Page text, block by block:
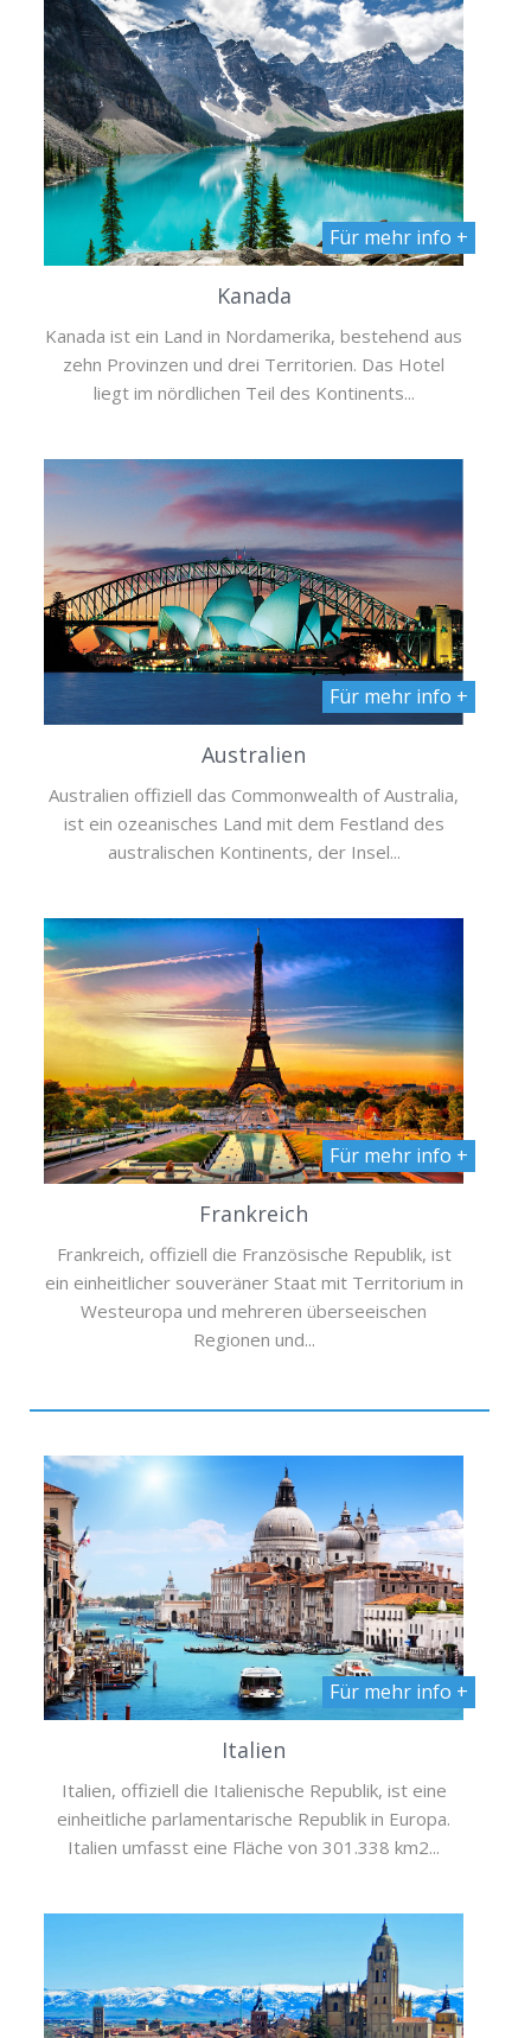
Für mehr info +
Kanada
Kanada ist ein Land in Nordamerika, bestehend aus
zehn Provinzen und drei Territorien. Das Hotel
liegt im nördlichen Teil des Kontinents...
Für mehr info +
Australien
Australien offiziell das Commonwealth of Australia,
ist ein ozeanisches Land mit dem Festland des
australischen Kontinents, der Insel...
Für mehr info +
Frankreich
Frankreich, offiziell die Französische Republik, ist
ein einheitlicher souveräner Staat mit Territorium in
Westeuropa und mehreren überseeischen
Regionen und...
Für mehr info +
Italien
Italien, offiziell die Italienische Republik, ist eine
einheitliche parlamentarische Republik in Europa.
Italien umfasst eine Fläche von 301.338 km2...